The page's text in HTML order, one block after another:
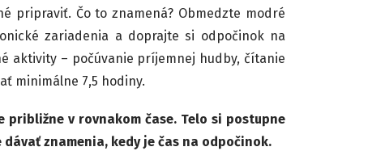
pripraviť. Čo to znamená? Obmedzte modré
zariadenia a doprajte si odpočinok na
aktivity – počúvanie príjemnej hudby, čítanie
minimálne 7,5 hodiny.
v rovnakom čase. Telo si postupne
znamenia, kedy je čas na odpočinok.